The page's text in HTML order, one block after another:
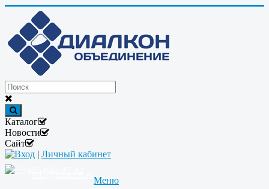
Каталог
Новости
Сайт
Вход | Личный кабинет
Меню